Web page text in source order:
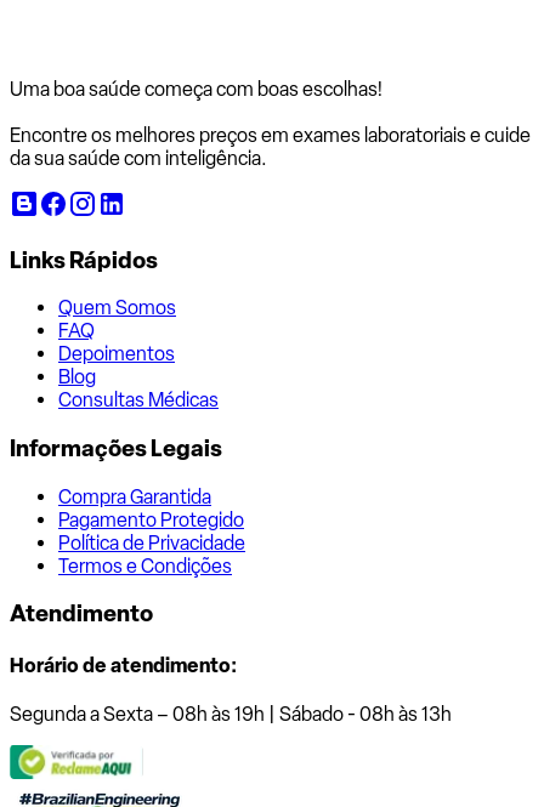
Uma boa saúde começa com boas escolhas!
Encontre os melhores preços em exames laboratoriais e cuide
da sua saúde com inteligência.
Links Rápidos
Quem Somos
FAQ
Depoimentos
Blog
Consultas Médicas
Informações Legais
Compra Garantida
Pagamento Protegido
Política de Privacidade
Termos e Condições
Atendimento
Horário de atendimento:
Segunda a Sexta – 08h às 19h | Sábado - 08h às 13h